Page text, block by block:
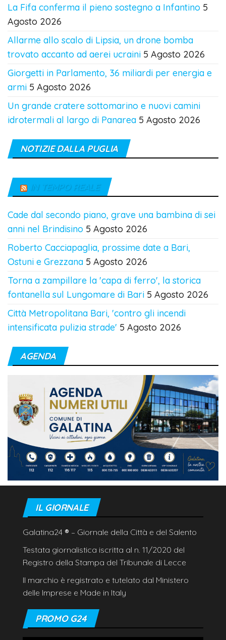
La Fifa conferma il pieno sostegno a Infantino 5
Agosto 2026
Allarme allo scalo di Lipsia, un drone bomba
trovato accanto ad aerei ucraini 5 Agosto 2026
Giorgetti in Parlamento, 36 miliardi per energia e
armi 5 Agosto 2026
Un grande cratere sottomarino e nuovi camini
idrotermali al largo di Panarea 5 Agosto 2026
NOTIZIE DALLA PUGLIA
IN TEMPO REALE
Cade dal secondo piano, grave una bambina di sei
anni nel Brindisino 5 Agosto 2026
Roberto Cacciapaglia, prossime date a Bari,
Ostuni e Grezzana 5 Agosto 2026
Torna a zampillare la 'capa di ferro', la storica
fontanella sul Lungomare di Bari 5 Agosto 2026
Città Metropolitana Bari, 'contro gli incendi
intensificata pulizia strade' 5 Agosto 2026
AGENDA
IL GIORNALE
Galatina24 ® – Giornale della Città e del Salento
Testata giornalistica iscritta al n. 11/2020 del
Registro della Stampa del Tribunale di Lecce
Il marchio è registrato e tutelato dal Ministero
delle Imprese e Made in Italy
PROMO G24